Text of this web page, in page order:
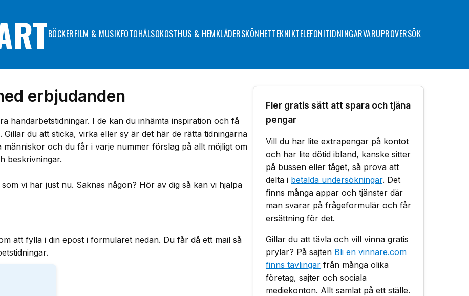
BÖCKERFILM & MUSIKFOTOHÄLSOKOSTHUS & HEMKLÄDERSKÖNHETTEKNIKTELEFONITIDNINGARVARUPROVERSÖK
erbjudanden
handarbetstidningar. I de kan du inhämta inspiration och få
du att sticka, virka eller sy är det här de rätta tidningarna
och du får i varje nummer förslag på allt möjligt om
beskrivningar.
vi har just nu. Saknas någon? Hör av dig så kan vi hjälpa
att fylla i din epost i formuläret nedan. Du får då ett mail så
Fler gratis sätt att spara och tjäna
pengar
Vill du har lite extrapengar på kontot
och har lite dötid ibland, kanske sitter
på bussen eller tåget, så prova att
delta i betalda undersökningar. Det
finns många appar och tjänster där
man svarar på frågeformulär och får
ersättning för det.
Gillar du att tävla och vill vinna gratis
prylar? På sajten Bli en vinnare.com
finns tävlingar från många olika
företag, sajter och sociala
mediekonton. Allt samlat på ett ställe.